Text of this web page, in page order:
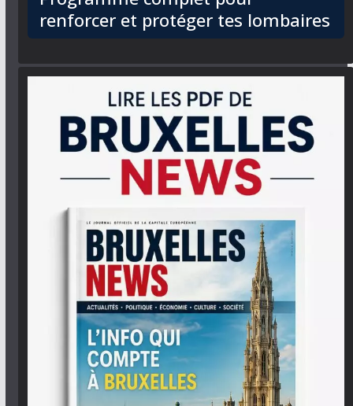
renforcer et protéger tes lombaires